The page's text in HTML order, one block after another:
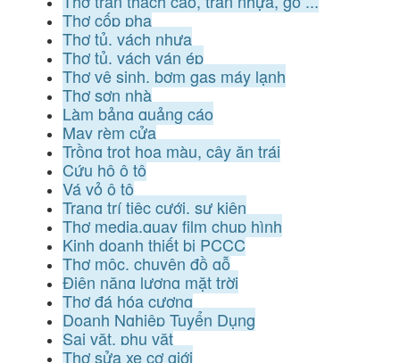
Thợ cốp pha
Thợ tủ, vách nhựa
Thợ tủ, vách ván ép
Thợ vệ sinh, bơm gas máy lạnh
Thợ sơn nhà
Làm bảng quảng cáo
May rèm cửa
Trồng trọt hoa màu, cây ăn trái
Cứu hộ ô tô
Vá vỏ ô tô
Trang trí tiệc cưới, sự kiện
Thợ media,quay film chụp hình
Kinh doanh thiết bị PCCC
Thợ mộc, chuyên đồ gỗ
Điện năng lượng mặt trời
Thợ đá hóa cương
Doanh Nghiệp Tuyển Dụng
Sai vặt, phụ vặt
Thợ sửa xe cơ giới